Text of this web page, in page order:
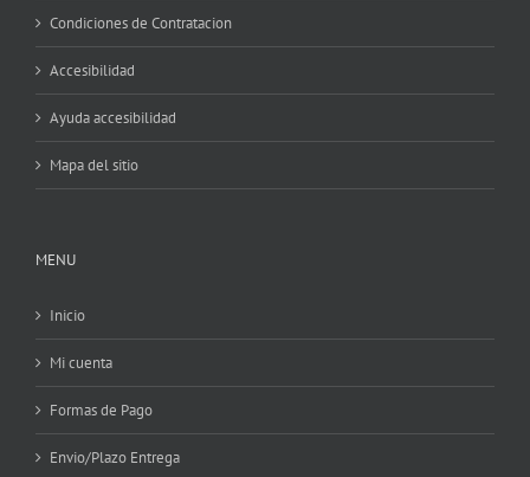
Condiciones de Contratacion
Accesibilidad
Ayuda accesibilidad
Mapa del sitio
MENU
Inicio
Mi cuenta
Formas de Pago
Envio/Plazo Entrega